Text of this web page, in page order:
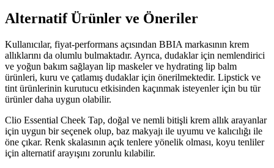
Alternatif Ürünler ve Öneriler
Kullanıcılar, fiyat-performans açısından BBIA markasının krem
allıklarını da olumlu bulmaktadır. Ayrıca, dudaklar için nemlendirici
ve yoğun bakım sağlayan lip maskeler ve hydrating lip balm
ürünleri, kuru ve çatlamış dudaklar için önerilmektedir. Lipstick ve
tint ürünlerinin kurutucu etkisinden kaçınmak isteyenler için bu tür
ürünler daha uygun olabilir.
Clio Essential Cheek Tap, doğal ve nemli bitişli krem allık arayanlar
için uygun bir seçenek olup, baz makyajı ile uyumu ve kalıcılığı ile
öne çıkar. Renk skalasının açık tenlere yönelik olması, koyu tenliler
için alternatif arayışını zorunlu kılabilir.